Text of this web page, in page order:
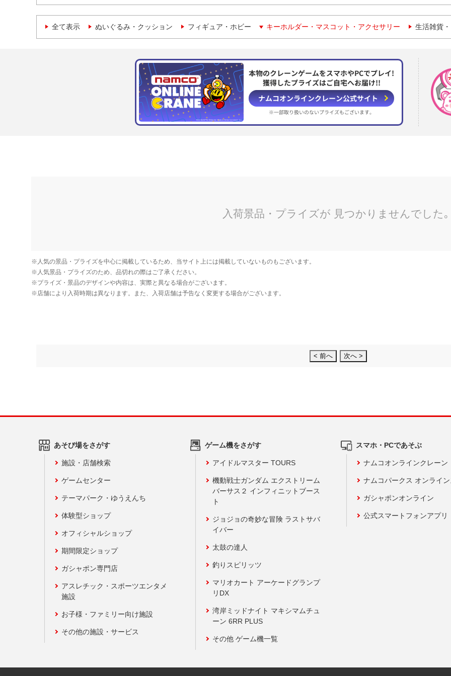
全て表示 ぬいぐるみ・クッション フィギュア・ホビー キーホルダー・マスコット・アクセサリー 生活雑貨
本物のクレーンゲームをスマホやPCでプレイ!
獲得したプライズはご自宅へお届け!!
ナムコオンラインクレーン公式サイト
※一部取り扱いのないプライズもございます。
< 前へ 次へ >
あそび場をさがす
施設・店舗検索
ゲームセンター
テーマパーク・ゆうえんち
体験型ショップ
オフィシャルショップ
期間限定ショップ
ガシャポン専門店
アスレチック・スポーツエンタメ
施設
お子様・ファミリー向け施設
その他の施設・サービス
ゲーム機をさがす
アイドルマスター TOURS
機動戦士ガンダム エクストリーム
バーサス２ インフィニットブース
ト
ジョジョの奇妙な冒険 ラストサバ
イバー
太鼓の達人
釣りスピリッツ
マリオカート アーケードグランプ
リDX
湾岸ミッドナイト マキシマムチュ
ーン 6RR PLUS
その他 ゲーム機一覧
スマホ・PCであそぶ
ナムコオンラインクレーン
ナムコパークス オンライ
ガシャポンオンライン
公式スマートフォンアプリ